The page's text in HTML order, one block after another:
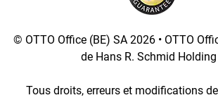
© OTTO Office (BE) SA 2026 • OTTO
de Hans R. Schmid Holding
Tous droits, erreurs et modifications